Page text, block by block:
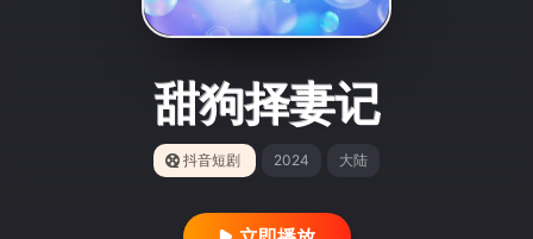
甜狗择妻记
抖音短剧 2024 大陆